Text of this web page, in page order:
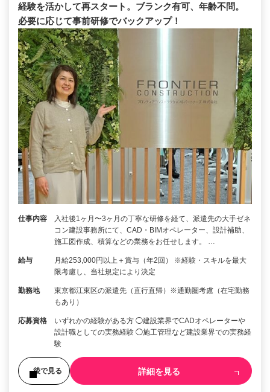
経験を活かして再スタート。ブランク有可、年齢不問。
必要に応じて事前研修でバックアップ！
仕事内容
入社後1ヶ月〜3ヶ月の丁寧な研修を経て、派遣先の大手ゼネ
コン建設事務所にて、CAD・BIMオペレーター、設計補助、
施工図作成、積算などの業務をお任せします。 …
給与
月給253,000円以上＋賞与（年2回） ※経験・スキルを最大
限考慮し、当社規定により決定
勤務地
東京都江東区の派遣先（直行直帰）※通勤圏考慮（在宅勤務
もあり）
応募資格
いずれかの経験がある方 ◯建設業界でCADオペレーターや
設計職としての実務経験 ◯施工管理など建設業界での実務経
験
後で見る 詳細を見る